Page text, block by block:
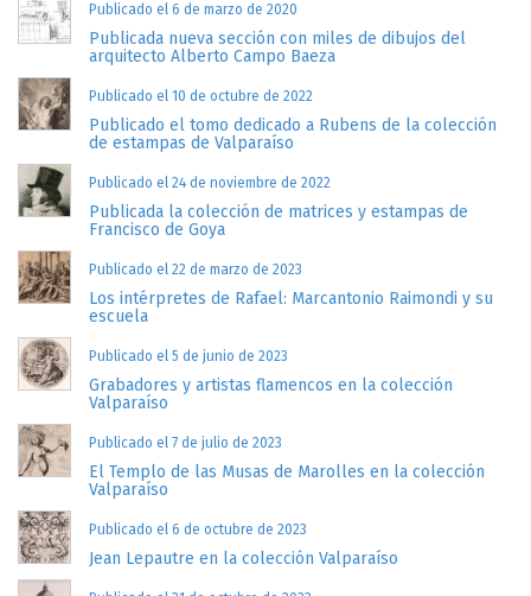
Publicado el 6 de marzo de 2020
Publicada nueva sección con miles de dibujos del
arquitecto Alberto Campo Baeza
Publicado el 10 de octubre de 2022
Publicado el tomo dedicado a Rubens de la colección
de estampas de Valparaíso
Publicado el 24 de noviembre de 2022
Publicada la colección de matrices y estampas de
Francisco de Goya
Publicado el 22 de marzo de 2023
Los intérpretes de Rafael: Marcantonio Raimondi y su
escuela
Publicado el 5 de junio de 2023
Grabadores y artistas flamencos en la colección
Valparaíso
Publicado el 7 de julio de 2023
El Templo de las Musas de Marolles en la colección
Valparaíso
Publicado el 6 de octubre de 2023
Jean Lepautre en la colección Valparaíso